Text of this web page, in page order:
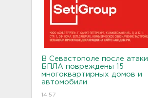
В Севастополе после атаки
БПЛА повреждены 15
многоквартирных домов и
автомобили
14:57